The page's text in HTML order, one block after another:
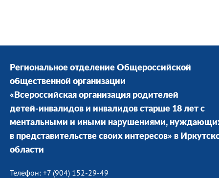
Региональное отделение Общероссийской
общественной организации
«Всероссийская организация родителей
детей-инвалидов и инвалидов старше 18 лет с
ментальными и иными нарушениями,
в представительстве своих интересов» в
области
Телефон: +7 (904) 152-29-49